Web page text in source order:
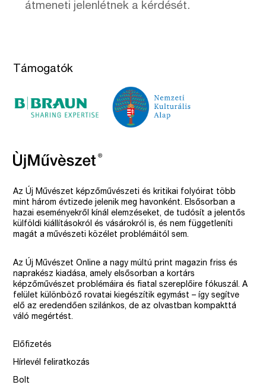
átmeneti jelenlétnek a kérdését.
Támogatók
Az Új Művészet képzőművészeti és kritikai folyóirat több
mint három évtizede jelenik meg havonként. Elsősorban a
hazai eseményekről kínál elemzéseket, de tudósít a jelentős
külföldi kiállításokról és vásárokról is, és nem függetleníti
magát a művészeti közélet problémáitól sem.
Az Új Művészet Online a nagy múltú print magazin friss és
naprakész kiadása, amely elsősorban a kortárs
képzőművészet problémáira és fiatal szereplőire fókuszál. A
felület különböző rovatai kiegészítik egymást – így segítve
elő az eredendően szilánkos, de az olvastban kompakttá
váló megértést.
Előfizetés
Hírlevél feliratkozás
Bolt